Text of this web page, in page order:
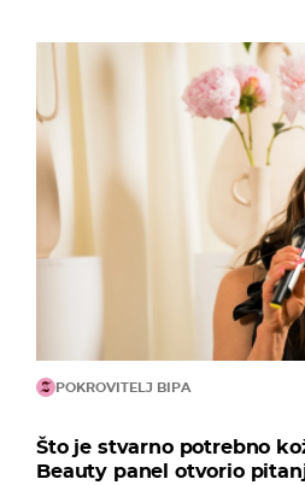
POKROVITELJ BIPA
Što je stvarno potrebno
Beauty panel otvorio